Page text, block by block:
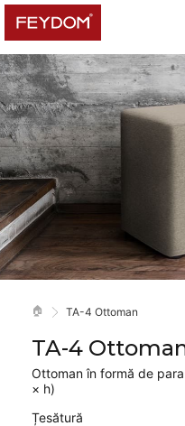
🏠 TA-4 Ottoman
TA-4
Ottoman în formă de
× h)
Țesătură